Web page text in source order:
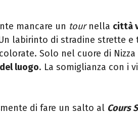
mancare un tour nella città
labirinto di stradine strette e
Solo nel cuore di Nizza
luogo. La somiglianza con i
di fare un salto al Cours